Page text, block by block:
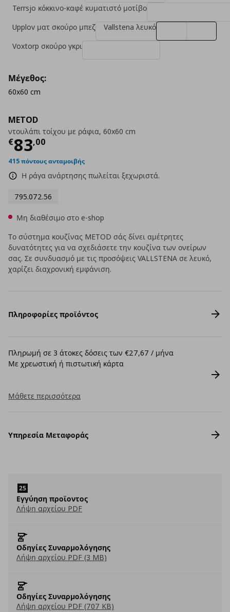
METOD
ντουλάπι τοίχου με ράφια, 60x60 cm
€83,00
Τρέχουσα τιμή
415 πόντους ανταμοιβής
Η ράγα ανάρτησης πωλείται ξεχωριστά.
795.072.56
Terrsjo κόκκινο-καφέ κυματιστό μοτίβο
Upplov ματ σκούρο μπεζ
Vallstena λευκό
Voxtorp σκούρο γκρι
Μέγεθος:
60x60 cm
Μη διαθέσιμο στο e-shop
Το σύστημα κουζίνας METOD σάς δίνει αμέτρητες
δυνατότητες για να σχεδιάσετε την κουζίνα των ονείρων
σας. Σε συνδυασμό με τις προσόψεις VALLSTENA σε λευκό,
χαρίζει διαχρονική εμφάνιση.
Πληροφορίες προϊόντος
Πληρωμή σε 3 άτοκες δόσεις των €27,67 / μήνα
Με χρεωστική ή πιστωτική κάρτα
Μάθετε περισσότερα
Υπηρεσία Μεταφοράς
Εγγύηση προϊοντος
Λήψη αρχείου PDF
Οδηγίες Συναρμολόγησης
Λήψη αρχείου PDF (3 MB)
Οδηγίες Συναρμολόγησης
Λήψη αρχείου PDF (707 KB)